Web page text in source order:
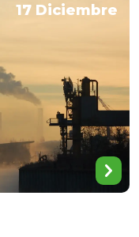
17 Diciembre